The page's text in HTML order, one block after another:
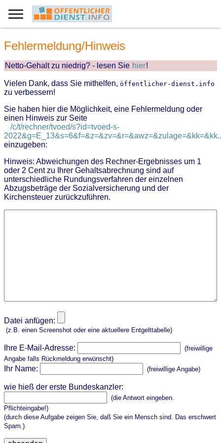
Fehlermeldung/Hinweis
Netto-Gehalt zu niedrig? - lesen Sie hier!
Vielen Dank, dass Sie mithelfen, öffentlicher-dienst.info
zu verbessern!
Sie haben hier die Möglichkeit, eine Fehlermeldung oder
einen Hinweis zur Seite
/c/t/rechner/tvoed/s?id=tvoed-s-
einzugeben:
Hinweis: Abweichungen des Rechner-Ergebnisses um 1
oder 2 Cent zu Ihrer Gehaltsabrechnung sind auf
unterschiedliche Rundungsverfahren der einzelnen
Abzugsbeträge der Sozialversicherung und der
Kirchensteuer zurückzuführen.
Datei anfügen:
(z.B. einen Screenshot oder eine aktuellere Entgelttabelle)
Ihre E-Mail-Adresse:
(freiwillige
Angabe falls Rückmeldung erwünscht)
Ihr Name: (freiwillige Angabe)
wie hieß der erste Bundeskanzler:
(die Antwort eingeben.
Pflichteingabe!)
(durch diese Aufgabe zeigen Sie, daß Sie ein Mensch sind. Das erschwert
Spam.)